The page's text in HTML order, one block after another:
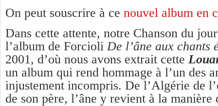
On peut souscrire à ce nouvel album en
Dans cette attente, notre Chanson du
l’album de Forcioli De l’âne aux chants
2001, d’où nous avons extrait cette
un album qui rend hommage à l’un des
injustement incompris. De l’Algérie de
de son père, l’âne y revient à la manière